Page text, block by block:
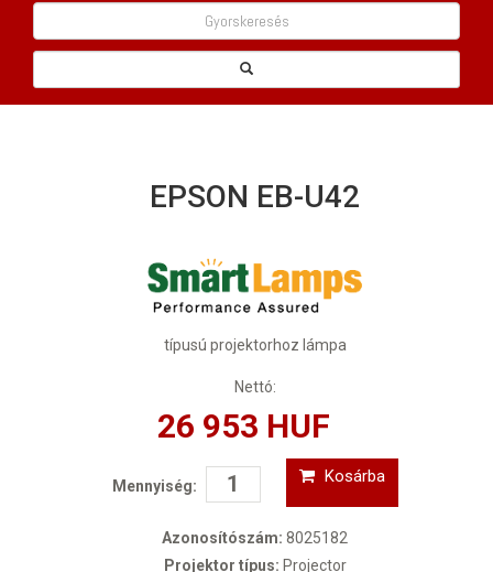
EPSON EB-U42
típusú projektorhoz lámpa
Nettó:
26 953 HUF
Mennyiség:
Kosárba
Azonosítószám: 8025182
Projektor típus: Projector